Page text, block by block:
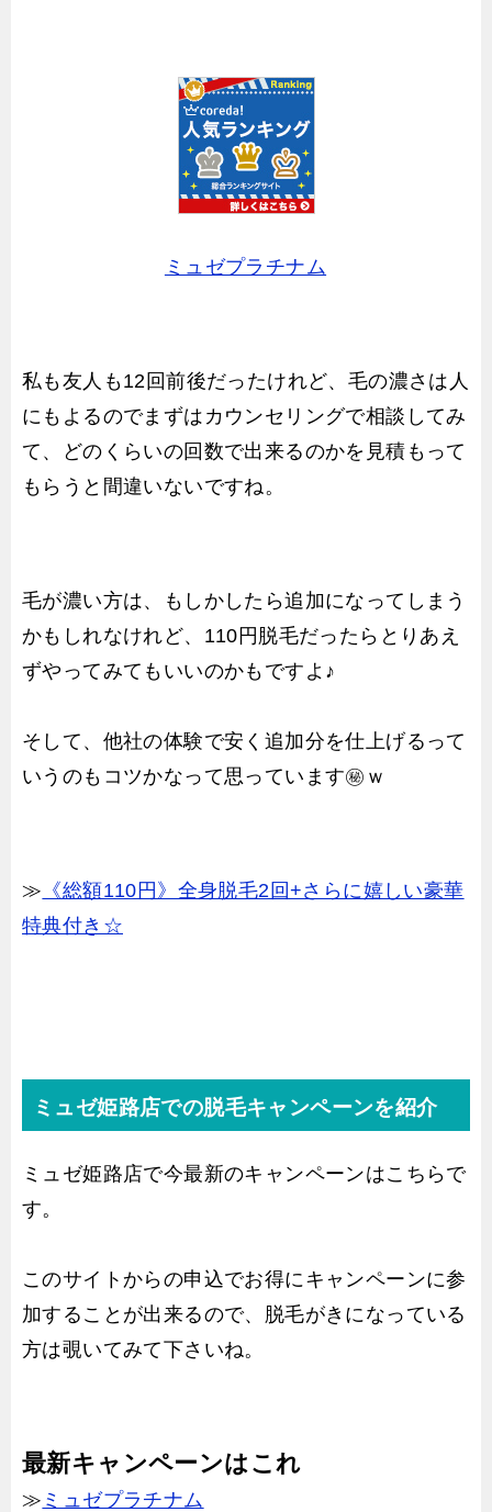
ミュゼプラチナム
私も友人も12回前後だったけれど、毛の濃さは人
にもよるのでまずはカウンセリングで相談してみ
て、どのくらいの回数で出来るのかを見積もって
もらうと間違いないですね。
毛が濃い方は、もしかしたら追加になってしまう
かもしれなけれど、110円脱毛だったらとりあえ
ずやってみてもいいのかもですよ♪
そして、他社の体験で安く追加分を仕上げるって
いうのもコツかなって思っています㊙ｗ
≫ 《総額110円》全身脱毛2回+さらに嬉しい豪華
特典付き☆
ミュゼ姫路店での脱毛キャンペーンを紹介
ミュゼ姫路店で今最新のキャンペーンはこちらで
す。
このサイトからの申込でお得にキャンペーンに参
加することが出来るので、脱毛がきになっている
方は覗いてみて下さいね。
最新キャンペーンはこれ
≫ ミュゼプラチナム